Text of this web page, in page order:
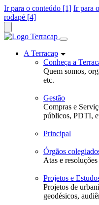
Ir para o conteúdo [1] Ir para
rodapé [4]
A Terracap
Conheça a
Quem somos,
etc.
Gestão
Compras e
públicos, PDTI,
Principal
Órgãos
Atas e resoluções
Projetos e
Projetos de
geodésicos,